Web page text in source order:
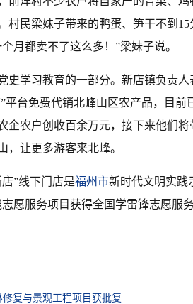
村民梁妹子带来的鸭蛋、笋干不到15
月都卖不了这么多！”梁妹子说。
史学习教育的一部分。新店镇负责
平台免费代销北峰山区农产品，目前
企农户创收百余万元，接下来他们
，让更多游客来北峰。
”线下门店是福州市新时代文明实践
愿服务项目获得全国学雷锋志愿服
复与景观工程项目获批复